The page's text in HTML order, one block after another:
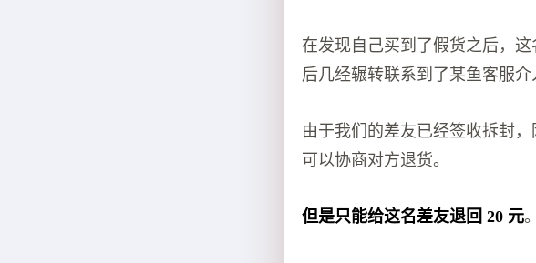
在发现自己买到了假货之后，
后几经辗转联系到了某鱼客服介
由于我们的差友已经签收拆封
可以协商对方退货。
但是只能给这名差友退回 20 元。